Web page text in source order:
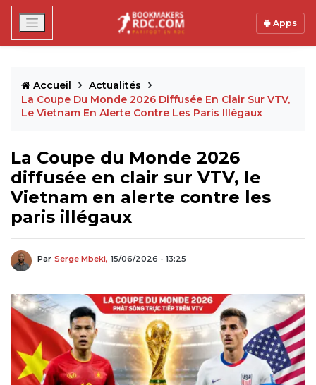
Apps
Accueil
Actualités
La Coupe Du Monde 2026 Diffusée En Clair Sur VTV,
Le Vietnam En Alerte Contre Les Paris Illégaux
La Coupe du Monde 2026
diffusée en clair sur VTV, le
Vietnam en alerte contre les
paris illégaux
Par Serge Mbeki, 15/06/2026 - 13:25